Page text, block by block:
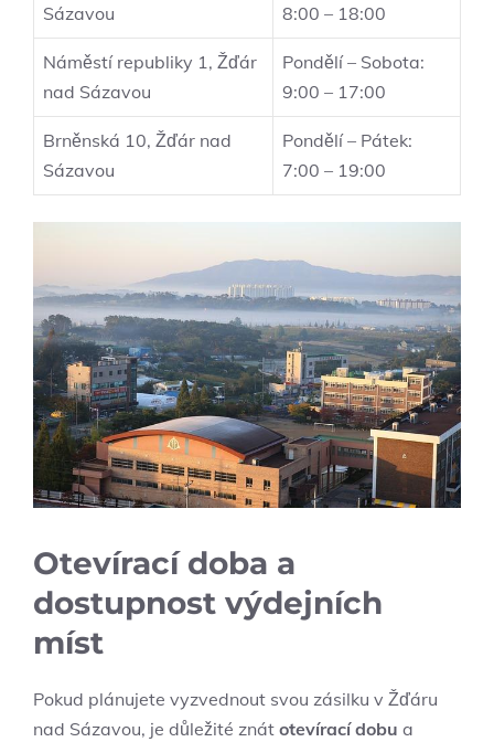
Sázavou 8:00 – 18:00
Náměstí republiky 1, Žďár
nad Sázavou
Pondělí – Sobota:
9:00 – 17:00
Brněnská 10, Žďár nad
Sázavou
Pondělí – Pátek:
7:00 – 19:00
Otevírací doba a
dostupnost výdejních
míst
Pokud plánujete vyzvednout svou zásilku v Žďáru
nad Sázavou, je důležité znát otevírací dobu a